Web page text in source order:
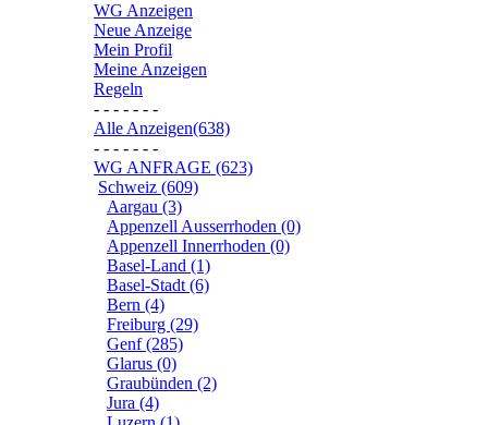
WG Anzeigen
Neue Anzeige
Mein Profil
Meine Anzeigen
Regeln
- - - - - - -
Alle Anzeigen(638)
- - - - - - -
WG ANFRAGE (623)
Schweiz (609)
Aargau (3)
Appenzell Ausserrhoden (0)
Appenzell Innerrhoden (0)
Basel-Land (1)
Basel-Stadt (6)
Bern (4)
Freiburg (29)
Genf (285)
Glarus (0)
Graubünden (2)
Jura (4)